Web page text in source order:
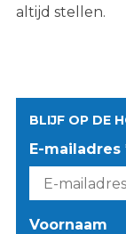
altijd stellen.
BLIJF OP DE
E-mailadres
Voornaam